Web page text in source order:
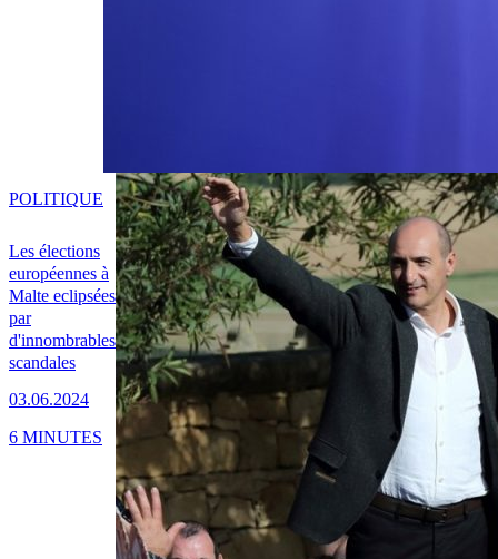
Les élections
européennes à
Malte eclipsées
par
d'innombrables
scandales
03.06.2024
POLITIQUE
6 MINUTES